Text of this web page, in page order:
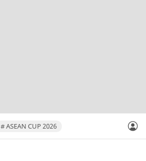
# ASEAN CUP 2026